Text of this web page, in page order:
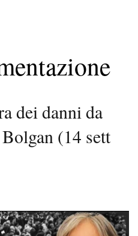
dei danni da
(14 sett